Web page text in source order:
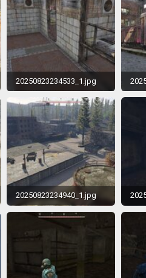
20250823234533_1.jpg
615.6 KB · Просмотры: 265
20250823234940_1.jpg
613.8 KB · Просмотры: 278